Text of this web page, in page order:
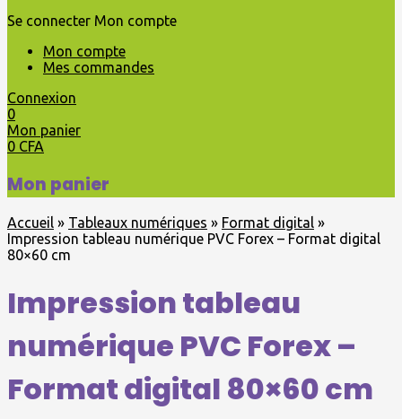
Se connecter Mon compte
Mon compte
Mes commandes
Connexion
0
Mon panier
0 CFA
Mon panier
Accueil » Tableaux numériques » Format digital »
Impression tableau numérique PVC Forex – Format digital
80×60 cm
Impression tableau
numérique PVC Forex –
Format digital 80×60 cm